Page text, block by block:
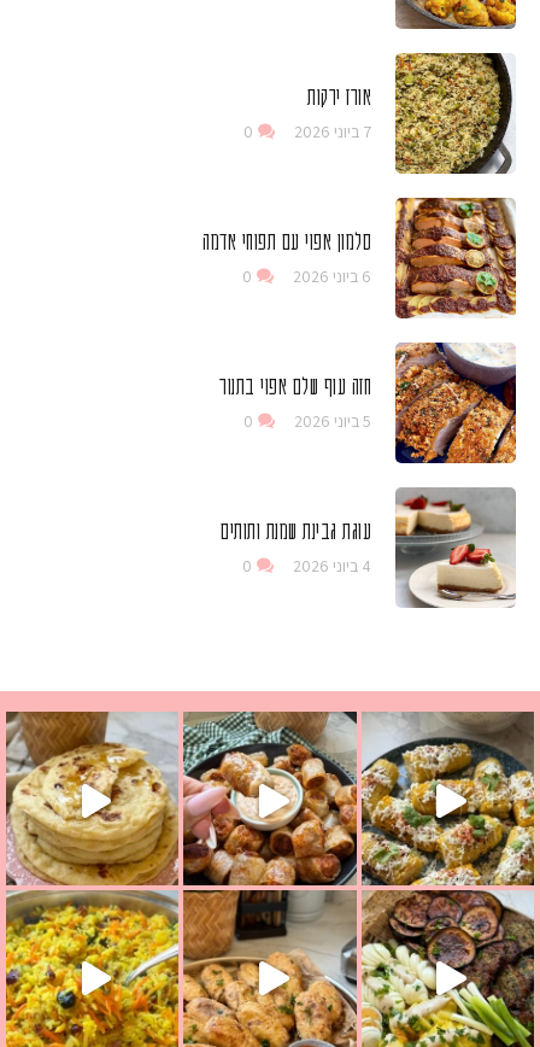
אורז ירקות
7 ביוני 2026 0
סלמון אפוי עם תפוחי אדמה
6 ביוני 2026 0
חזה עוף שלם אפוי בתנור
5 ביוני 2026 0
עוגת גבינת שמנת ותותים
4 ביוני 2026 0
שמכינים בכמה דקות עב
מחבת שהוא שילוב של מופלטה וספינז׳, רעיון מעול
מה לחדש לכם ונראה
אורז יצירתי לתשעת הימים ולכבוד שבת קודשלמתכון